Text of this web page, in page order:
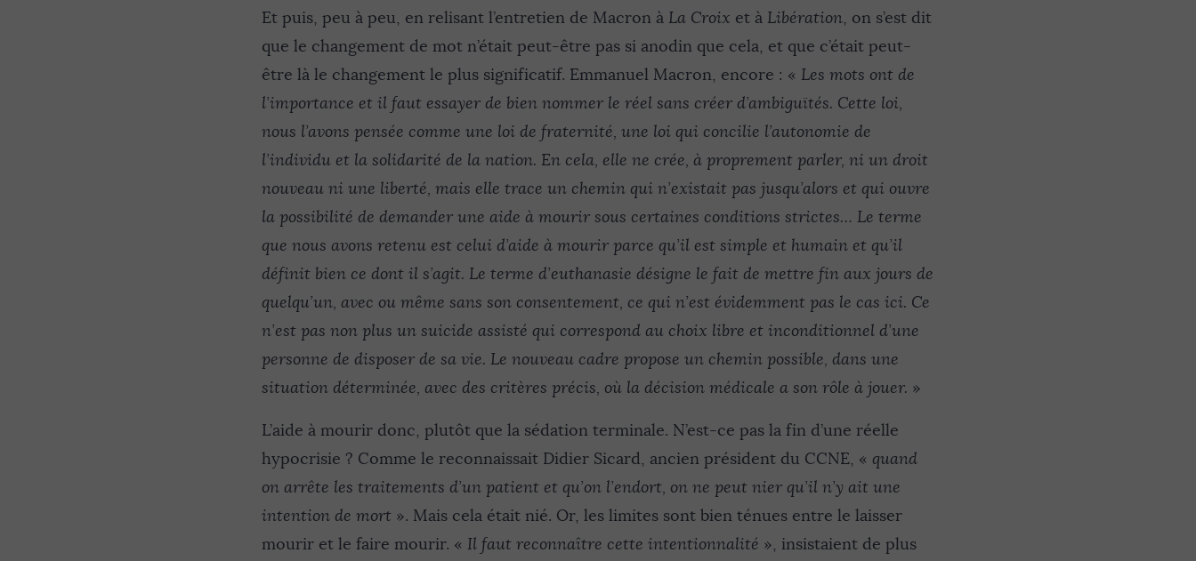
Et puis, peu à peu, en relisant l’entretien de Macron à La Croix et à Libération, on s’est dit
que le changement de mot n’était peut-être pas si anodin que cela, et que c’était peut-
être là le changement le plus significatif. Emmanuel Macron, encore : « Les mots ont de
l’importance et il faut essayer de bien nommer le réel sans créer d’ambiguïtés. Cette loi,
nous l’avons pensée comme une loi de fraternité, une loi qui concilie l’autonomie de
l’individu et la solidarité de la nation. En cela, elle ne crée, à proprement parler, ni un droit
nouveau ni une liberté, mais elle trace un chemin qui n’existait pas jusqu’alors et qui ouvre
la possibilité de demander une aide à mourir sous certaines conditions strictes… Le terme
que nous avons retenu est celui d’aide à mourir parce qu’il est simple et humain et qu’il
définit bien ce dont il s’agit. Le terme d’euthanasie désigne le fait de mettre fin aux jours de
quelqu’un, avec ou même sans son consentement, ce qui n’est évidemment pas le cas ici. Ce
n’est pas non plus un suicide assisté qui correspond au choix libre et inconditionnel d’une
personne de disposer de sa vie. Le nouveau cadre propose un chemin possible, dans une
situation déterminée, avec des critères précis, où la décision médicale a son rôle à jouer. »
L’aide à mourir donc, plutôt que la sédation terminale. N’est-ce pas la fin d’une réelle
hypocrisie ? Comme le reconnaissait Didier Sicard, ancien président du CCNE, « quand
on arrête les traitements d’un patient et qu’on l’endort, on ne peut nier qu’il n’y ait une
intention de mort ». Mais cela était nié. Or, les limites sont bien ténues entre le laisser
mourir et le faire mourir. « Il faut reconnaître cette intentionnalité », insistaient de plus